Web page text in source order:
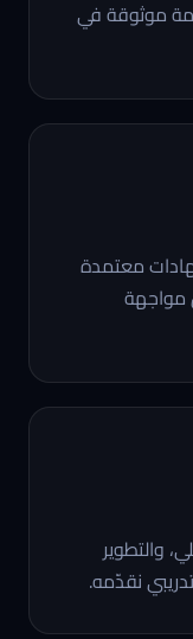
موثوقة في
معتمدة
مواجهة
والتطوير
نقدّمه.